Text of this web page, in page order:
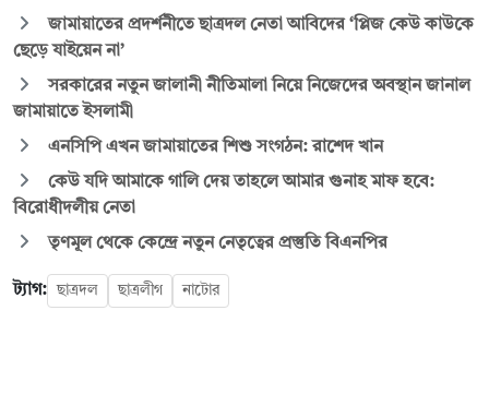
জামায়াতের প্রদর্শনীতে ছাত্রদল নেতা আবিদের ‘প্লিজ কেউ কাউকে
ছেড়ে যাইয়েন না’
সরকারের নতুন জালানী নীতিমালা নিয়ে নিজেদের অবস্থান জানাল
জামায়াতে ইসলামী
এনসিপি এখন জামায়াতের শিশু সংগঠন: রাশেদ খান
কেউ যদি আমাকে গালি দেয় তাহলে আমার গুনাহ মাফ হবে:
বিরোধীদলীয় নেতা
তৃণমূল থেকে কেন্দ্রে নতুন নেতৃত্বের প্রস্তুতি বিএনপির
ট্যাগ: ছাত্রদল ছাত্রলীগ নাটোর